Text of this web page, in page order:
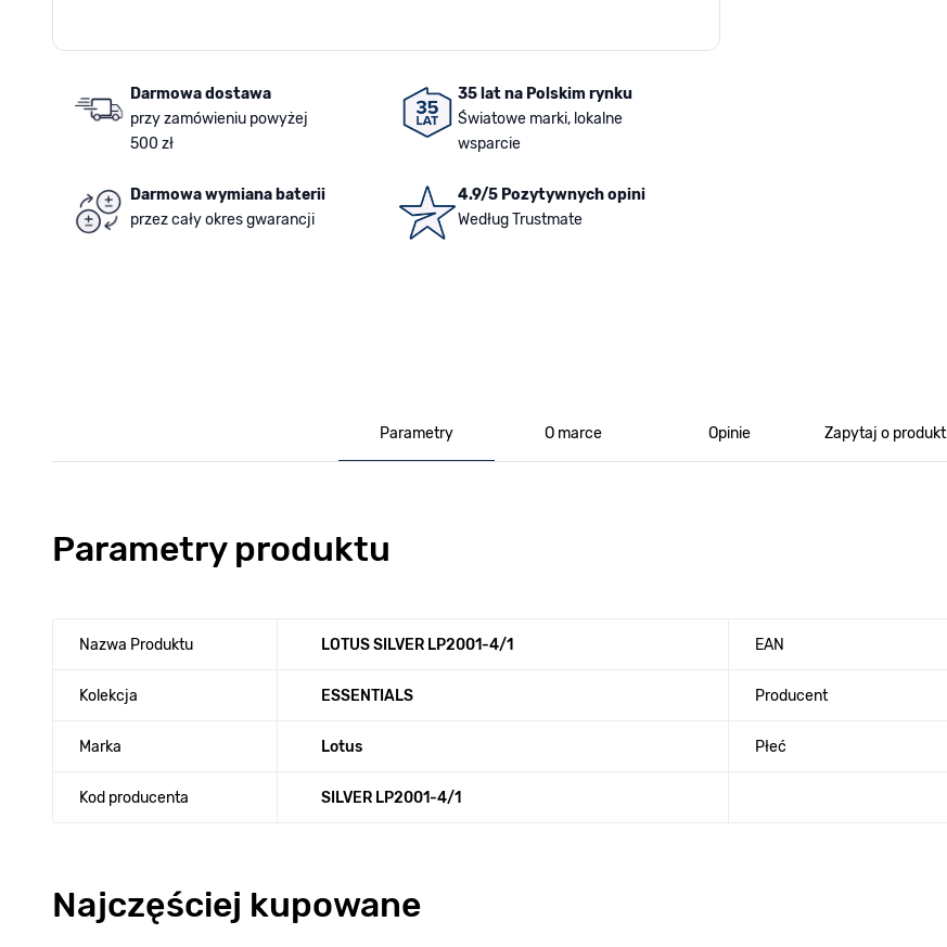
Darmowa dostawa
przy zamówieniu powyżej
500 zł
35 lat na Polskim rynku
Światowe marki, lokalne
wsparcie
Darmowa wymiana baterii
przez cały okres gwarancji
4.9/5 Pozytywnych opini
Według Trustmate
Parametry O marce Opinie Zapytaj o produkt
Parametry produktu
Nazwa Produktu LOTUS SILVER LP2001-4/1 EAN
Kolekcja ESSENTIALS Producent
Marka Lotus Płeć
Kod producenta SILVER LP2001-4/1
Najczęściej kupowane